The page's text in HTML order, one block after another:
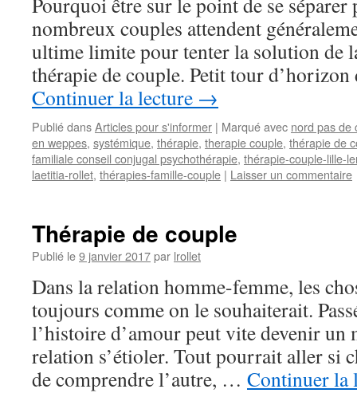
nombreux couples attendent
ultime limite pour tenter la solution de
thérapie de couple. Petit tour
Continuer la lecture →
Publié dansArticles pour s'informer | Marqué avec nord pas de
en weppes, systémique, thérapie, therapie couple, thérapie de
familiale conseil conjugal psychothérapie, thérapie-couple-lille-
laetitia-rollet, thérapies-famille-couple | Laisser un commentaire
Thérapie de couple
Publié le9 janvier 2017par lrollet
Dans la relation homme-femme, les
toujours comme on le souhaiterait.
l’histoire d’amour peut vite devenir un
relation s’étioler. Tout pourrait aller si
de comprendre l’autre, … Continuer la